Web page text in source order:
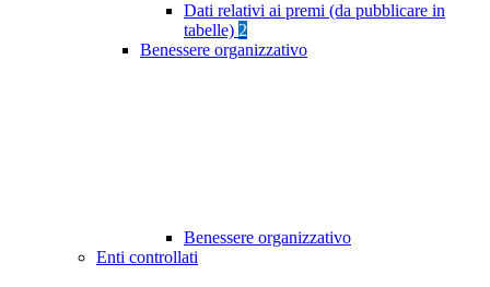
Dati relativi ai premi (da pubblicare in
tabelle) 2
Benessere organizzativo
Benessere organizzativo
Enti controllati